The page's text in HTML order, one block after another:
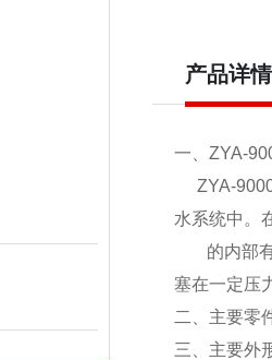
产品详情
一、ZYA-
ZYA-9000
水系统中。
的内部有
塞在一定压
二、主要零
三、主要外